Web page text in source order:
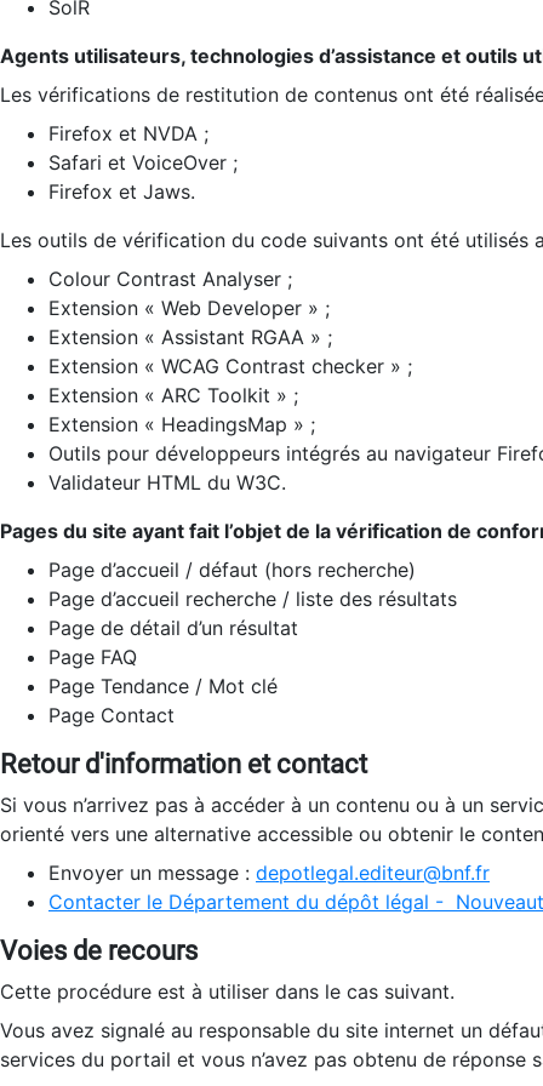
SolR
Agents utilisateurs, technologies d’assistance et outils
Les vérifications de restitution de contenus ont été
Firefox et NVDA ;
Safari et VoiceOver ;
Firefox et Jaws.
Les outils de vérification du code suivants ont été utilisés
Colour Contrast Analyser ;
Extension « Web Developer » ;
Extension « Assistant RGAA » ;
Extension « WCAG Contrast checker » ;
Extension « ARC Toolkit » ;
Extension « HeadingsMap » ;
Outils pour développeurs intégrés au navigateur
Validateur HTML du W3C.
Pages du site ayant fait l’objet de la vérification de
Page d’accueil / défaut (hors recherche)
Page d’accueil recherche / liste des résultats
Page de détail d’un résultat
Page FAQ
Page Tendance / Mot clé
Page Contact
Retour d'information et contact
Si vous n’arrivez pas à accéder à un contenu ou à un
orienté vers une alternative accessible ou obtenir le
Envoyer un message : depotlegal.editeur@bnf.fr
Contacter le Département du dépôt légal -
Voies de recours
Cette procédure est à utiliser dans le cas suivant.
Vous avez signalé au responsable du site internet un
services du portail et vous n’avez pas obtenu de réponse